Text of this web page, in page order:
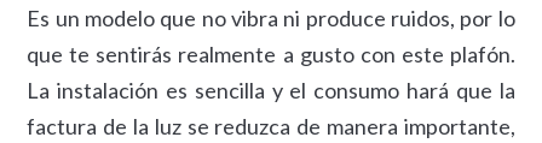
Es un modelo que no vibra ni produce ruidos, por lo
que te sentirás realmente a gusto con este plafón.
La instalación es sencilla y el consumo hará que la
factura de la luz se reduzca de manera importante,